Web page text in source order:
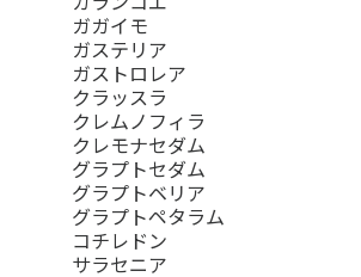
ガガイモ
ガステリア
ガストロレア
クラッスラ
クレムノフィラ
クレモナセダム
グラプトセダム
グラプトベリア
グラプトペタラム
コチレドン
サラセニア